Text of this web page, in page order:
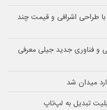
کاویار از عینک هوشمند لوکس Odyssey Ray-Ban با طراحی اشرافی و قیمت چند
جدید برقی اسمارت #۱ با معماری ۸۰۰ ولتی و فناوری جدید جیلی معرفی